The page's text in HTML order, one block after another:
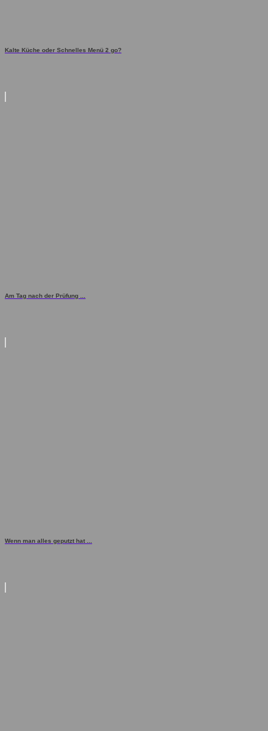
Kalte Küche oder Schnelles Menü 2 go?
Am Tag nach der Prüfung ...
Wenn man alles geputzt hat ...